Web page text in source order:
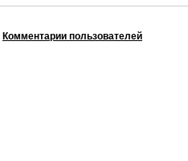
Комментарии пользователей